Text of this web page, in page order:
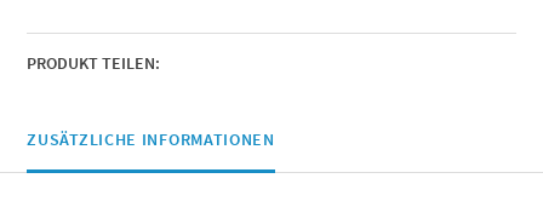
PRODUKT TEILEN:
ZUSÄTZLICHE INFORMATIONEN